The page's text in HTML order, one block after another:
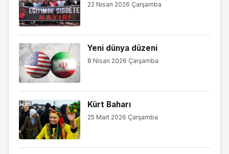
22 Nisan 2026 Çarşamba
Yeni dünya düzeni
8 Nisan 2026 Çarşamba
Kürt Baharı
25 Mart 2026 Çarşamba